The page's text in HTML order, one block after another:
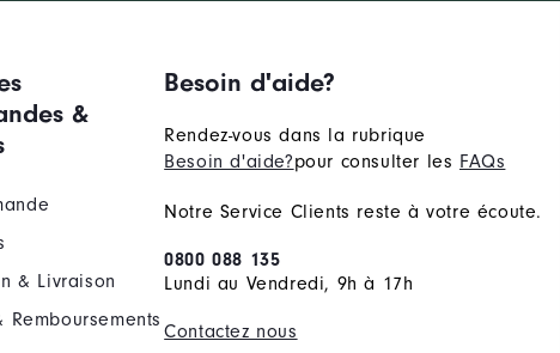
&
& Livraison
Remboursements
Besoin d'aide?
Rendez-vous dans la rubrique
Besoin d'aide?pour consulter les FAQs
Notre Service Clients reste à votre écoute.
0800 088 135
Lundi au Vendredi, 9h à 17h
Contactez nous